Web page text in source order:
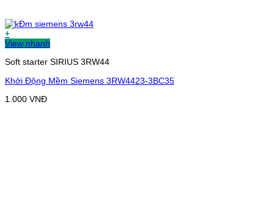
+
View nhanh
Soft starter SIRIUS 3RW44
Khởi Động Mềm Siemens 3RW4423-3BC35
1.000 VNĐ